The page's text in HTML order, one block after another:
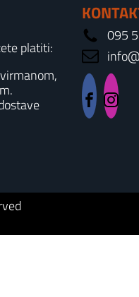
platiti:
095